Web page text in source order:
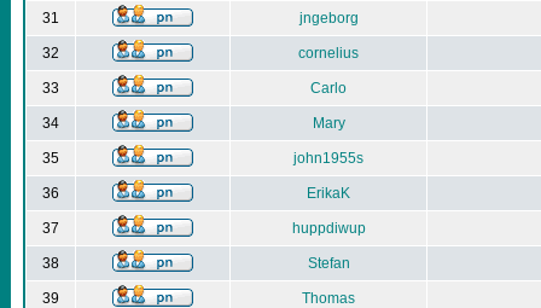
31 jngeborg
32 cornelius
33 Carlo
34 Mary
35 john1955s
36 ErikaK
37 huppdiwup
38 Stefan
39 Thomas